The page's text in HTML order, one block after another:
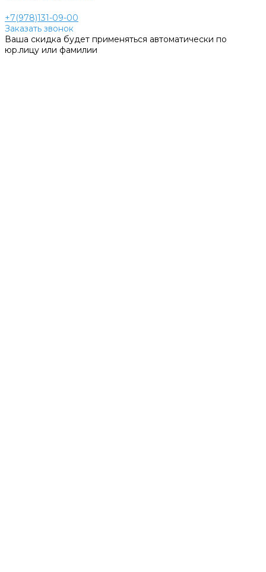
+7(978)131-09-00
Заказать звонок
Ваша скидка будет применяться автоматически по
юр.лицу или фамилии